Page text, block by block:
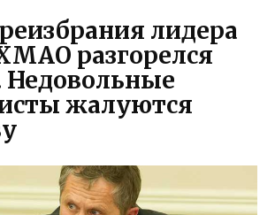
лидера
разгорелся
Недовольные
жалуются